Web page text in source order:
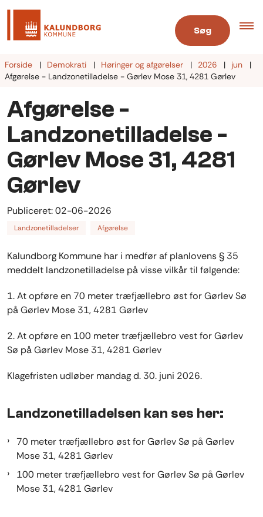
Søg
Forside Demokrati Høringer og afgørelser 2026
jun
Afgørelse - Landzonetilladelse - Gørlev Mose 31, 4281 Gørlev
Afgørelse -
Landzonetilladelse -
Gørlev Mose 31, 4281
Gørlev
Publiceret:02-06-2026
Landzonetilladelser Afgørelse
Kalundborg Kommune har i medfør af planlovens § 35
meddelt landzonetilladelse på visse vilkår til følgende:
1. Atopføreen70 metertræfjællebro øst for Gørlev Sø
på Gørlev Mose 31, 4281 Gørlev
2.At opføreen 100 meter træfjællebro vestfor Gørlev
Sø på Gørlev Mose 31, 4281 Gørlev
Klagefristen udløber mandag d. 30. juni 2026.
Landzonetilladelsen kan ses her:
70 meter træfjællebro øst for Gørlev Sø på Gørlev
Mose 31, 4281 Gørlev
100 meter træfjællebro vest for Gørlev Sø på Gørlev
Mose 31, 4281 Gørlev